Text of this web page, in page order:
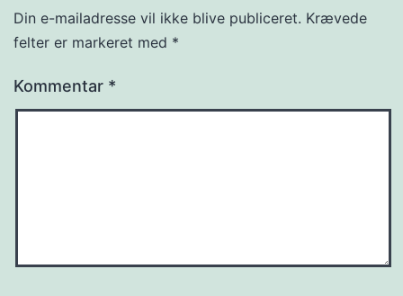
Din e-mailadresse vil ikke blive publiceret. Krævede
felter er markeret med *
Kommentar *